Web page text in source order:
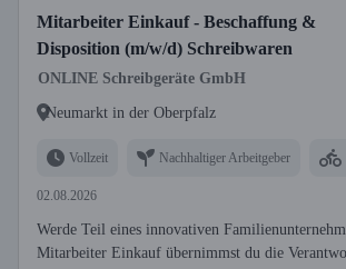
Mitarbeiter Einkauf - Beschaffung &
Disposition (m/w/d) Schreibwaren
ONLINE Schreibgeräte GmbH
Neumarkt in der Oberpfalz
Vollzeit Nachhaltiger Arbeitgeber
02.08.2026
Werde Teil eines innovativen
Mitarbeiter Einkauf übernimmst du die